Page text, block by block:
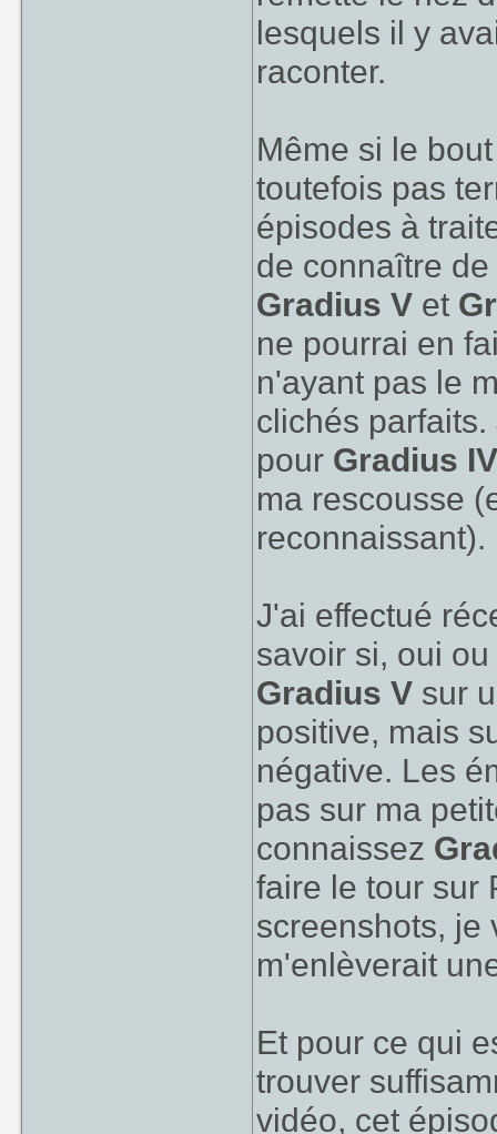
lesquels il y
raconter.
Même si le
toutefois pas
épisodes à
de connaître
Gradius V et
ne pourrai en
n'ayant pas le
clichés
pour Gradius
ma rescousse
reconnaissant).
J'ai effectué
savoir si, oui
Gradius V sur
positive, mais
négative. Les
pas sur ma
connaissez
faire le tour sur
screenshots, je
m'enlèverait
Et pour ce qui
trouver
vidéo, cet